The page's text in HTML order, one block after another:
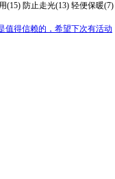
(15) 防止走光(13) 轻便保暖(7)
值得信赖的，希望下次有活动